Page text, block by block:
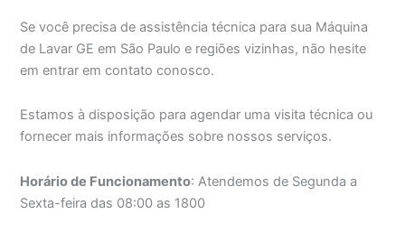
Se você precisa de assistência técnica para sua Máquina
de Lavar GE em São Paulo e regiões vizinhas, não hesite
em entrar em contato conosco.
Estamos à disposição para agendar uma visita técnica ou
fornecer mais informações sobre nossos serviços.
Horário de Funcionamento: Atendemos de Segunda a
Sexta-feira das 08:00 as 1800